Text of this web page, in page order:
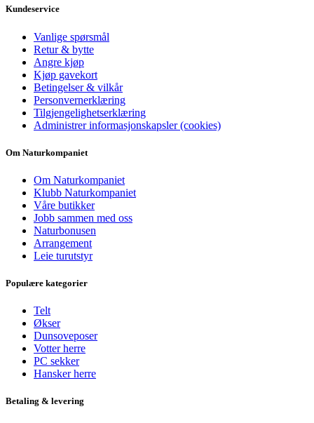
Kundeservice
Vanlige spørsmål
Retur & bytte
Angre kjøp
Kjøp gavekort
Betingelser & vilkår
Personvernerklæring
Tilgjengelighetserklæring
Administrer informasjonskapsler (cookies)
Om Naturkompaniet
Om Naturkompaniet
Klubb Naturkompaniet
Våre butikker
Jobb sammen med oss
Naturbonusen
Arrangement
Leie turutstyr
Populære kategorier
Telt
Økser
Dunsoveposer
Votter herre
PC sekker
Hansker herre
Betaling & levering